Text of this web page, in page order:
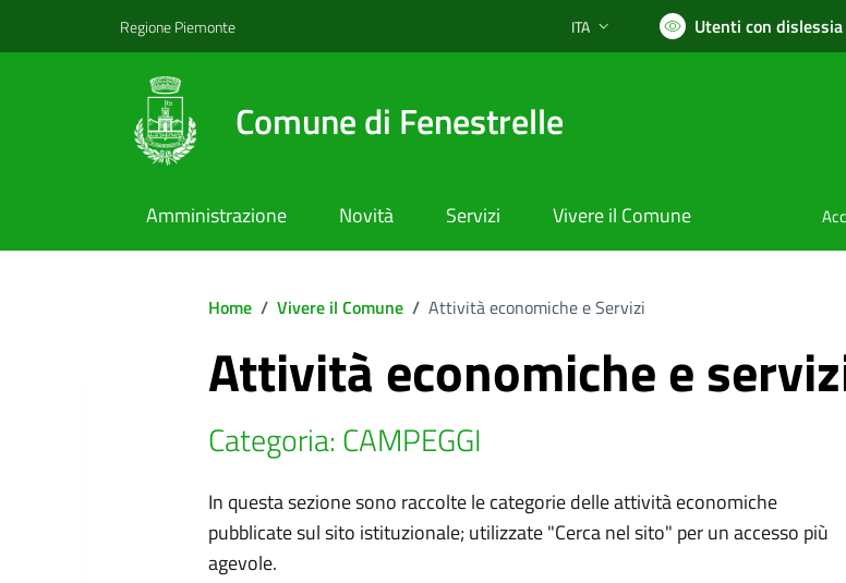
Regione Piemonte Lingua attiva:
ITA Utenti con dislessia
Comune di Fenestrelle
Amministrazione Novità Servizi Vivere il Comune
Home / Vivere il Comune / Attività economiche e Servizi
Attività economiche e
Categoria: CAMPEGGI
In questa sezione sono raccolte le categorie delle attività economiche
pubblicate sul sito istituzionale; utilizzate "Cerca nel sito" per un accesso più
agevole.